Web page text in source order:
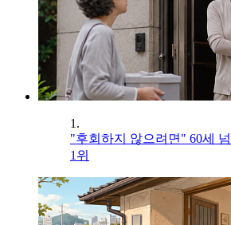
1.
"후회하지 않으려면" 60세
1위